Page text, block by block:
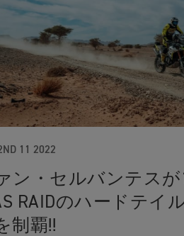
11 2022
ン・セルバンテスが
RAIDのハードテイ
制覇!!